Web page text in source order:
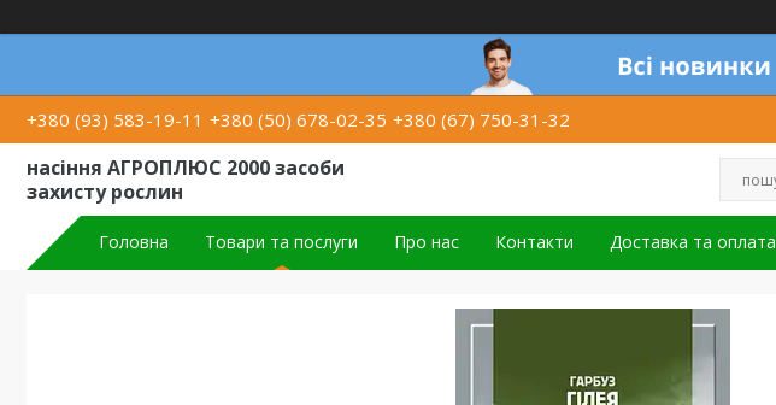
+380 (93) 583-19-11 +380 (50) 678-02-35 +380 (67) 750-31-32
насіння АГРОПЛЮС 2000 засоби
захисту рослин
Головна Товари та послуги Про нас Контакти Доставка та оплата